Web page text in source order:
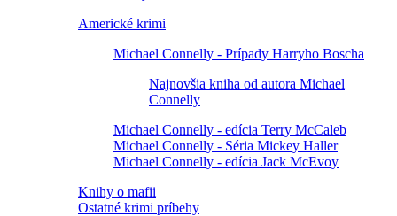
Americké krimi
Michael Connelly - Prípady Harryho Boscha
Najnovšia kniha od autora Michael
Connelly
Michael Connelly - edícia Terry McCaleb
Michael Connelly - Séria Mickey Haller
Michael Connelly - edícia Jack McEvoy
Knihy o mafii
Ostatné krimi príbehy